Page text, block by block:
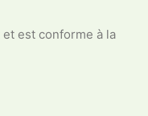
est conforme à la